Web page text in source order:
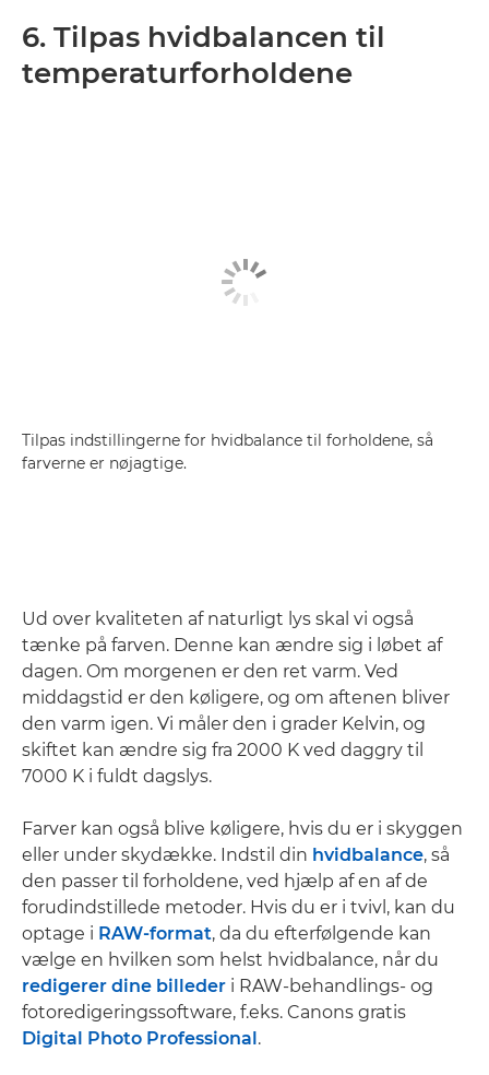
6. Tilpas hvidbalancen til
temperaturforholdene
Tilpas indstillingerne for hvidbalance til forholdene, så
farverne er nøjagtige.
Ud over kvaliteten af naturligt lys skal vi også
tænke på farven. Denne kan ændre sig i løbet af
dagen. Om morgenen er den ret varm. Ved
middagstid er den køligere, og om aftenen bliver
den varm igen. Vi måler den i grader Kelvin, og
skiftet kan ændre sig fra 2000 K ved daggry til
7000 K i fuldt dagslys.
Farver kan også blive køligere, hvis du er i skyggen
eller under skydække. Indstil din hvidbalance, så
den passer til forholdene, ved hjælp af en af de
forudindstillede metoder. Hvis du er i tvivl, kan du
optage i RAW-format, da du efterfølgende kan
vælge en hvilken som helst hvidbalance, når du
redigerer dine billeder i RAW-behandlings- og
fotoredigeringssoftware, f.eks. Canons gratis
Digital Photo Professional.